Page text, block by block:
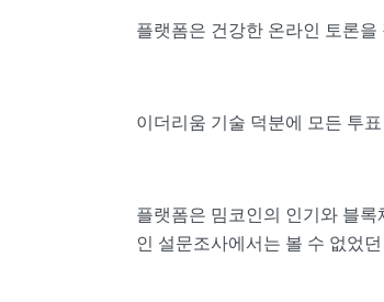
플랫폼은 건강한 온라인 토론
이더리움 기술 덕분에 모든 투
플랫폼은 밈코인의 인기와 블
인 설문조사에서는 볼 수 없었